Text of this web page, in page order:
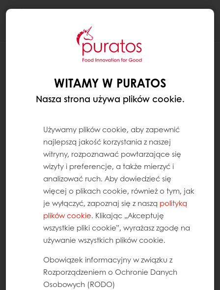
WITAMY W PURATOS
Nasza strona używa plików cookie.
Używamy plików cookie, aby zapewnić
najlepszą jakość korzystania z naszej
witryny, rozpoznawać powtarzające się
wizyty i preferencje, a także mierzyć i
analizować ruch. Aby dowiedzieć się
więcej o plikach cookie, również o tym, jak
je wyłączyć, zapoznaj się z naszą polityką
plików cookie. Klikając „Akceptuję
wszystkie pliki cookie”, wyrażasz zgodę na
używanie wszystkich plików cookie.
Obowiązek informacyjny w związku z
Rozporządzeniem o Ochronie Danych
Osobowych (RODO)